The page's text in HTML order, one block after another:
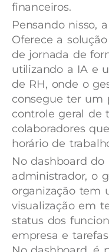
financeiros.
Pensando nisso,
Oferece a
de jornada de
utilizando a IA e
de RH, onde o
consegue ter um
controle geral de
colaboradores
horário de
No dashboard do
administrador, o
organização tem
visualização em
status dos
empresa e